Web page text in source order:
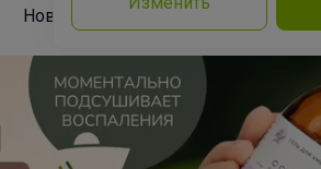
Новости Команда